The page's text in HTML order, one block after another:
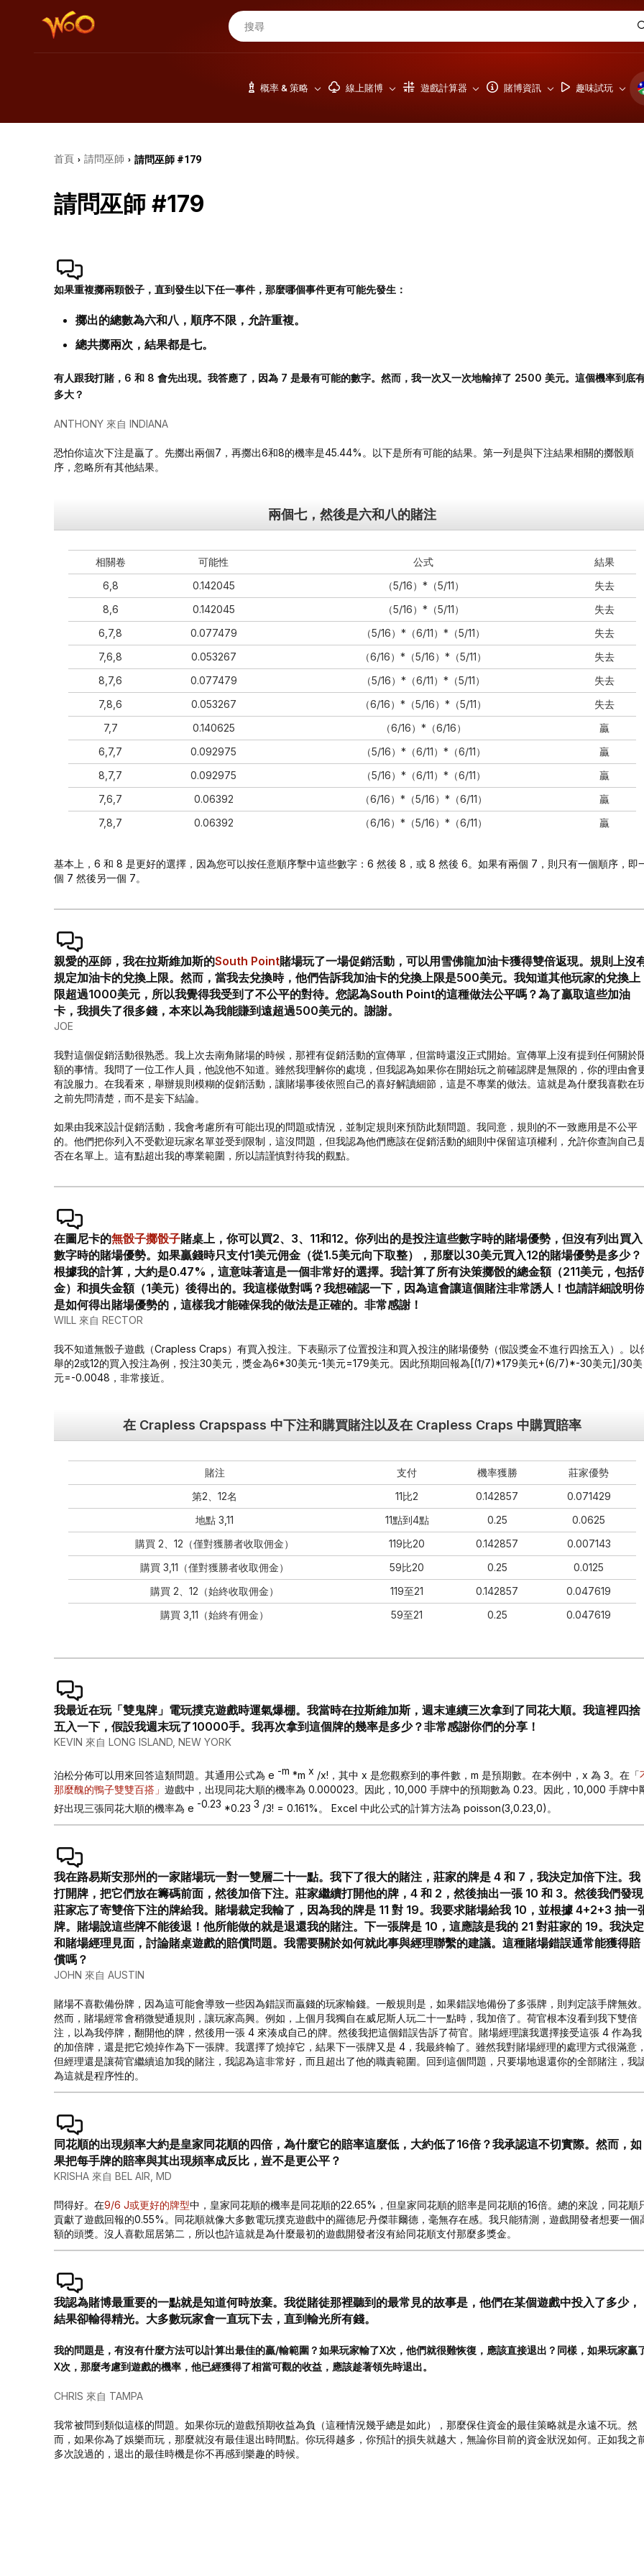
概率 & 策略 線上賭博 遊戲計算器 賭博資訊 趣味試玩
首頁 › 請問巫師 › 請問巫師 #179
請問巫師 #179
如果重複擲兩顆骰子，直到發生以下任一事件，那麼哪個事件更有可能先發生：
擲出的總數為六和八，順序不限，允許重複。
總共擲兩次，結果都是七。
有人跟我打賭，6 和 8 會先出現。我答應了，因為 7 是最有可能的數字。然而，我一次又一次地輸掉了 2500 美元。這個機率到底
多大？
ANTHONY 來自 INDIANA
恐怕你這次下注是贏了。先擲出兩個7，再擲出6和8的機率是45.44%。以下是所有可能的結果。第一列是與下注結果相關的擲骰順
序，忽略所有其他結果。
兩個七，然後是六和八的賭注
相關卷 可能性 公式
結果
6,8
0.142045 （5/16）*（5/11）
失去
8,6
0.142045 （5/16）*（5/11）
失去
6,7,8
0.077479 （5/16）*（6/11）*（5/11）
失去
7,6,8
0.053267 （6/16）*（5/16）*（5/11）
失去
8,7,6
0.077479 （5/16）*（6/11）*（5/11）
失去
7,8,6
0.053267 （6/16）*（5/16）*（5/11）
失去
7,7
0.140625 （6/16）*（6/16）
贏
6,7,7
0.092975 （5/16）*（6/11）*（6/11）
贏
8,7,7
0.092975 （5/16）*（6/11）*（6/11）
贏
7,6,7
0.06392 （6/16）*（5/16）*（6/11）
贏
7,8,7
0.06392 （6/16）*（5/16）*（6/11） 贏
基本上，6 和 8 是更好的選擇，因為您可以按任意順序擊中這些數字：6 然後 8，或 8 然後 6。如果有兩個 7，則只有一個順序，即
個 7 然後另一個 7。
親愛的巫師，我在拉斯維加斯的South Point賭場玩了一場促銷活動，可以用雪佛龍加油卡獲得雙倍返現。規則上沒
規定加油卡的兌換上限。然而，當我去兌換時，他們告訴我加油卡的兌換上限是500美元。我知道其他玩家的兌換上
限超過1000美元，所以我覺得我受到了不公平的對待。您認為South Point的這種做法公平嗎？為了贏取這些加油
卡，我損失了很多錢，本來以為我能賺到遠超過500美元的。謝謝。
JOE
我對這個促銷活動很熟悉。我上次去南角賭場的時候，那裡有促銷活動的宣傳單，但當時還沒正式開始。宣傳單上沒有提到任何關於
額的事情。我問了一位工作人員，他說他不知道。雖然我理解你的處境，但我認為如果你在開始玩之前確認牌是無限的，你的理由會
有說服力。在我看來，舉辦規則模糊的促銷活動，讓賭場事後依照自己的喜好解讀細節，這是不專業的做法。這就是為什麼我喜歡在
之前先問清楚，而不是妄下結論。
如果由我來設計促銷活動，我會考慮所有可能出現的問題或情況，並制定規則來預防此類問題。我同意，規則的不一致應用是不公平
的。他們把你列入不受歡迎玩家名單並受到限制，這沒問題，但我認為他們應該在促銷活動的細則中保留這項權利，允許你查詢自己
否在名單上。這有點超出我的專業範圍，所以請謹慎對待我的觀點。
在圖尼卡的無骰子擲骰子賭桌上，你可以買2、3、11和12。你列出的是投注這些數字時的賭場優勢，但沒有列出買入
數字時的賭場優勢。如果贏錢時只支付1美元佣金（從1.5美元向下取整），那麼以30美元買入12的賭場優勢是多少？
根據我的計算，大約是0.47%，這意味著這是一個非常好的選擇。我計算了所有決策擲骰的總金額（211美元，包括
金）和損失金額（1美元）後得出的。我這樣做對嗎？我想確認一下，因為這會讓這個賭注非常誘人！也請詳細說明
是如何得出賭場優勢的，這樣我才能確保我的做法是正確的。非常感謝！
WILL 來自 RECTOR
我不知道無骰子遊戲（Crapless Craps）有買入投注。下表顯示了位置投注和買入投注的賭場優勢（假設獎金不進行四捨五入）。以
舉的2或12的買入投注為例，投注30美元，獎金為6*30美元-1美元=179美元。因此預期回報為[(1/7)*179美元+(6/7)*-30美元]/30美
元=-0.0048，非常接近。
在 Crapless Crapspass 中下注和購買賭注以及在 Crapless Craps 中購買賠率
賭注 支付 機率獲勝
莊家優勢
第2、12名
11比2 0.142857
0.071429
地點 3,11
11點到4點 0.25
0.0625
購買 2、12（僅對獲勝者收取佣金）
119比20 0.142857
0.007143
購買 3,11（僅對獲勝者收取佣金）
59比20 0.25
0.0125
購買 2、12（始終收取佣金）
119至21 0.142857
0.047619
購買 3,11（始終有佣金）
59至21 0.25 0.047619
我最近在玩「雙鬼牌」電玩撲克遊戲時運氣爆棚。我當時在拉斯維加斯，週末連續三次拿到了同花大順。我這裡四捨
五入一下，假設我週末玩了10000手。我再次拿到這個牌的幾率是多少？非常感謝你們的分享！
KEVIN 來自 LONG ISLAND, NEW YORK
泊松分佈可以用來回答這類問題。其通用公式為 e -m *m x /x!，其中 x 是您觀察到的事件數，m 是預期數。在本例中，x 為 3。在「
那麼醜的鴨子雙雙百搭」 遊戲中，出現同花大順的機率為 0.000023。因此，10,000 手牌中的預期數為 0.23。因此，10,000 手牌中
好出現三張同花大順的機率為 e -0.23 *0.23 3 /3! = 0.161%。 Excel 中此公式的計算方法為 poisson(3,0.23,0)。
我在路易斯安那州的一家賭場玩一對一雙層二十一點。我下了很大的賭注，莊家的牌是 4 和 7，我決定加倍下注。我
打開牌，把它們放在籌碼前面，然後加倍下注。莊家繼續打開他的牌，4 和 2，然後抽出一張 10 和 3。然後我們發現
莊家忘了寄雙倍下注的牌給我。賭場裁定我輸了，因為我的牌是 11 對 19。我要求賭場給我 10，並根據 4+2+3 抽一
牌。賭場說這些牌不能後退！他所能做的就是退還我的賭注。下一張牌是 10，這應該是我的 21 對莊家的 19。我決定
和賭場經理見面，討論賭桌遊戲的賠償問題。我需要關於如何就此事與經理聯繫的建議。這種賭場錯誤通常能獲得賠
償嗎？
JOHN 來自 AUSTIN
賭場不喜歡備份牌，因為這可能會導致一些因為錯誤而贏錢的玩家輸錢。一般規則是，如果錯誤地備份了多張牌，則判定該手牌無效
然而，賭場經常會稍微變通規則，讓玩家高興。例如，上個月我獨自在威尼斯人玩二十一點時，我加倍了。荷官根本沒看到我下雙倍
注，以為我停牌，翻開他的牌，然後用一張 4 來湊成自己的牌。然後我把這個錯誤告訴了荷官。賭場經理讓我選擇接受這張 4 作為我
的加倍牌，還是把它燒掉作為下一張牌。我選擇了燒掉它，結果下一張牌又是 4，我最終輸了。雖然我對賭場經理的處理方式很滿意
但經理還是讓荷官繼續追加我的賭注，我認為這非常好，而且超出了他的職責範圍。回到這個問題，只要場地退還你的全部賭注，我
為這就是程序性的。
同花順的出現頻率大約是皇家同花順的四倍，為什麼它的賠率這麼低，大約低了16倍？我承認這不切實際。然而，如
果把每手牌的賠率與其出現頻率成反比，豈不是更公平？
KRISHA 來自 BEL AIR, MD
問得好。在9/6 J或更好的牌型中，皇家同花順的機率是同花順的22.65%，但皇家同花順的賠率是同花順的16倍。總的來說，同花順
貢獻了遊戲回報的0.55%。同花順就像大多數電玩撲克遊戲中的羅德尼·丹傑菲爾德，毫無存在感。我只能猜測，遊戲開發者想要一個
額的頭獎。沒人喜歡屈居第二，所以也許這就是為什麼最初的遊戲開發者沒有給同花順支付那麼多獎金。
我認為賭博最重要的一點就是知道何時放棄。我從賭徒那裡聽到的最常見的故事是，他們在某個遊戲中投入了多少，
結果卻輸得精光。大多數玩家會一直玩下去，直到輸光所有錢。
我的問題是，有沒有什麼方法可以計算出最佳的贏/輸範圍？如果玩家輸了X次，他們就很難恢復，應該直接退出？同樣，如果玩家贏
X次，那麼考慮到遊戲的機率，他已經獲得了相當可觀的收益，應該趁著領先時退出。
CHRIS 來自 TAMPA
我常被問到類似這樣的問題。如果你玩的遊戲預期收益為負（這種情況幾乎總是如此），那麼保住資金的最佳策略就是永遠不玩。然
而，如果你為了娛樂而玩，那麼就沒有最佳退出時間點。你玩得越多，你預計的損失就越大，無論你目前的資金狀況如何。正如我之
多次說過的，退出的最佳時機是你不再感到樂趣的時候。